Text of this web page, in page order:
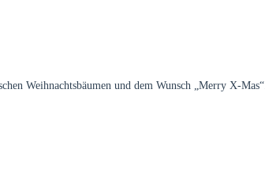
Weihnachtsbäumen und dem Wunsch „Merry X-Mas“.